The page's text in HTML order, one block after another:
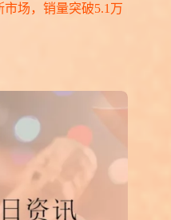
场，销量突破5.1万